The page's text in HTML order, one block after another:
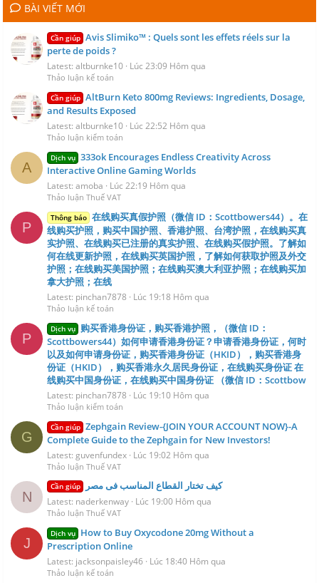
BÀI VIẾT MỚI
Cần giúp Avis Slimiko™ : Quels sont les effets réels sur la
perte de poids ?
Latest: altburnke10 Lúc 23:09 Hôm qua
Thảo luận kế toán
Cần giúp AltBurn Keto 800mg Reviews: Ingredients, Dosage,
and Results Exposed
Latest: altburnke10 Lúc 22:52 Hôm qua
Thảo luận kiểm toán
A
Dịch vụ 333ok Encourages Endless Creativity Across
Interactive Online Gaming Worlds
Latest: amoba Lúc 22:19 Hôm qua
Thảo luận Thuế VAT
P
Thông báo 在线购买真假护照（微信 ID：Scottbowers44）。在
线购买护照，购买中国护照、香港护照、台湾护照，在线购买真
实护照、在线购买已注册的真实护照、在线购买假护照。了解如
何在线更新护照，在线购买英国护照，了解如何获取护照及外交
护照；在线购买美国护照；在线购买澳大利亚护照；在线购买加
拿大护照；在线
Latest: pinchan7878 Lúc 19:18 Hôm qua
Thảo luận kế toán
P
Dịch vụ 购买香港身份证，购买香港护照，（微信 ID：
Scottbowers44）如何申请香港身份证？申请香港身份证，何时
以及如何申请身份证，购买香港身份证（HKID），购买香港身
份证（HKID），购买香港永久居民身份证，在线购买身份证 在
线购买中国身份证，在线购买中国身份证 （微信 ID：Scottbow
Latest: pinchan7878 Lúc 19:10 Hôm qua
Thảo luận kiểm toán
G
Cần giúp Zephgain Review-{JOIN YOUR ACCOUNT NOW}-A
Complete Guide to the Zephgain for New Investors!
Latest: guvenfundex Lúc 19:02 Hôm qua
Thảo luận Thuế VAT
N
Cần giúp كيف تختار القطاع المناسب فى مصر
Latest: naderkenway Lúc 19:00 Hôm qua
Thảo luận Thuế VAT
J
Dịch vụ How to Buy Oxycodone 20mg Without a
Prescription Online
Latest: jacksonpaisley46 Lúc 18:40 Hôm qua
Thảo luận kế toán